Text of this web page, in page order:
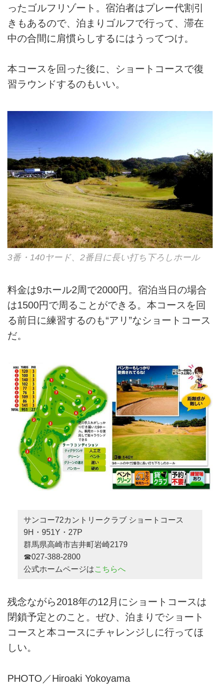
ったゴルフリゾート。宿泊者はプレー代割引
きもあるので、泊まりゴルフで行って、滞在
中の合間に肩慣らしするにはうってつけ。
本コースを回った後に、ショートコースで復
習ラウンドするのもいい。
3番・140ヤード、2番目に長い打ち下ろしホール
料金は9ホール2周で2000円。宿泊当日の場合
は1500円で周ることができる。本コースを回
る前日に練習するのも“アリ”なショートコース
だ。
サンコー72カントリークラブ ショートコース
9H・951Y・27P
群馬県高崎市吉井町岩崎2179
☎027-388-2800
公式ホームページはこちらへ
残念ながら2018年の12月にショートコースは
閉鎖予定とのこと。ぜひ、泊まりでショート
コースと本コースにチャレンジしに行ってほ
しい。
PHOTO／Hiroaki Yokoyama